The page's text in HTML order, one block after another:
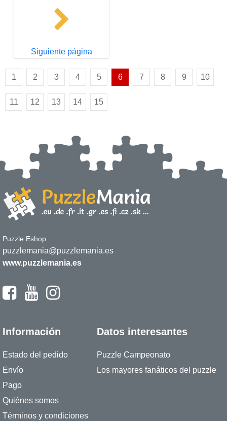
Siguiente página
1 2 3 4 5 6 7 8 9 10
11 12 13 14 15
Puzzle Eshop
puzzlemania@puzzlemania.es
www.puzzlemania.es
Información
Estado del pedido
Envío
Pago
Quiénes somos
Términos y condiciones
Datos interesantes
Puzzle Campeonato
Los mayores fanáticos del puzzle